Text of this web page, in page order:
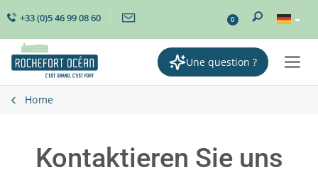
+33 (0)5 46 99 08 60 0
Une question ?
Home
Kontaktieren Sie uns